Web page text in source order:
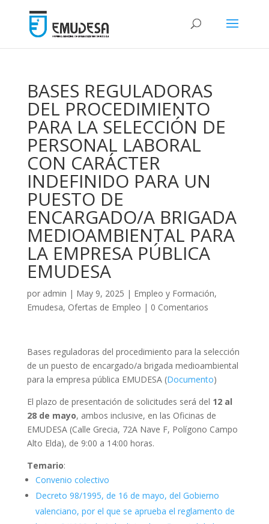
BASES REGULADORAS
DEL PROCEDIMIENTO
PARA LA SELECCIÓN DE
PERSONAL LABORAL
CON CARÁCTER
INDEFINIDO PARA UN
PUESTO DE
ENCARGADO/A BRIGADA
MEDIOAMBIENTAL PARA
LA EMPRESA PÚBLICA
EMUDESA
por admin | May 9, 2025 | Empleo y Formación,
Emudesa, Ofertas de Empleo | 0 Comentarios
Bases reguladoras del procedimiento para la selección
de un puesto de encargado/a brigada medioambiental
para la empresa pública EMUDESA (Documento)
El plazo de presentación de solicitudes será del 12 al
28 de mayo, ambos inclusive, en las Oficinas de
EMUDESA (Calle Grecia, 72A Nave F, Polígono Campo
Alto Elda), de 9:00 a 14:00 horas.
Temario:
Convenio colectivo
Decreto 98/1995, de 16 de mayo, del Gobierno
valenciano, por el que se aprueba el reglamento de